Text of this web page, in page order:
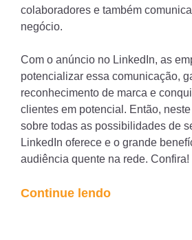
colaboradores e também
negócio.
Com o anúncio no LinkedIn, as
potencializar essa comunicação,
reconhecimento de marca e
clientes em potencial. Então,
sobre todas as possibilidades de
LinkedIn oferece e o grande
audiência quente na rede. Confira!
Continue lendo“Como